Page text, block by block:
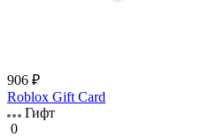
906 ₽
Roblox Gift Card
Гифт
0